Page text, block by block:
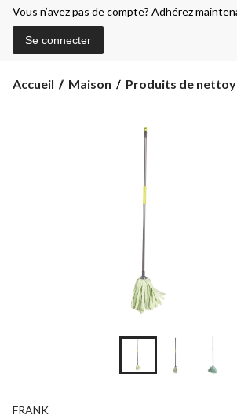
Vous n’avez pas de compte? Adhérez
Se connecter
Accueil Maison Produits de
FRANK